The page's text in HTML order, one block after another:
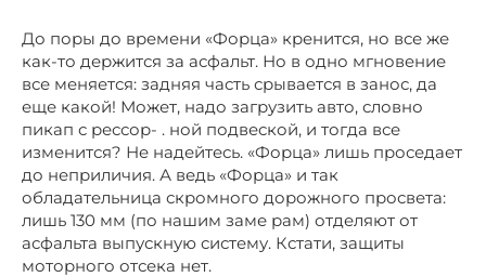
До поры до времени «Форца» кренится, но все же
как-то держится за асфальт. Но в одно мгновение
все меняется: задняя часть срывается в занос, да
еще какой! Может, надо загрузить авто, словно
пикап с рессор- . ной подвеской, и тогда все
изменится? Не надейтесь. «Форца» лишь проседает
до неприличия. А ведь «Форца» и так
обладательница скромного дорожного просвета:
лишь 130 мм (по нашим заме рам) отделяют от
асфальта выпускную систему. Кстати, защиты
моторного отсека нет.